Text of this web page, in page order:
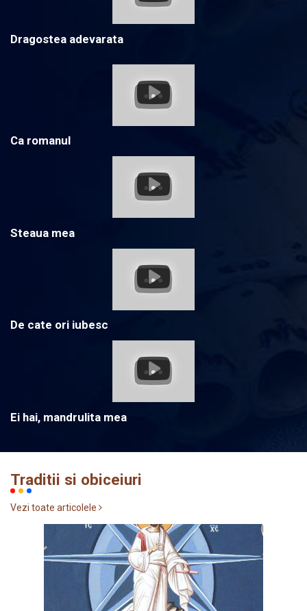
Dragostea adevarata
Ca romanul
Steaua mea
De cate ori iubesc
Ei hai, mandrulita mea
Traditii si obiceiuri
Vezi toate articolele